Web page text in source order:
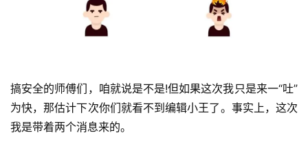
搞安全的师傅们，咱就说是不是!但如果这次我只是来一“吐”
为快，那估计下次你们就看不到编辑小王了。事实上，这次
我是带着两个消息来的。